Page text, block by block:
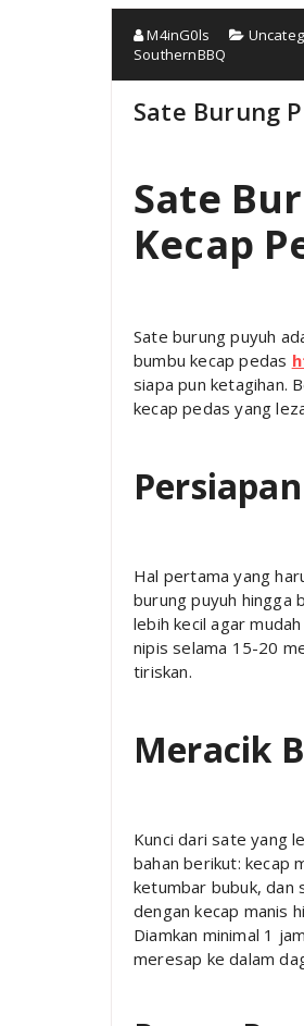
M4inG0ls
SouthernBBQ
Sate Burung
Sate
Kecap
Sate burung puyuh
bumbu kecap pedas
siapa pun ketagihan.
kecap pedas yang
Hal pertama yang
burung puyuh hingga
lebih kecil agar
nipis selama 15-20
tiriskan.
Meracik
Kunci dari sate yang
bahan berikut: kecap
ketumbar bubuk, dan
dengan kecap manis
Diamkan minimal 1
meresap ke dalam